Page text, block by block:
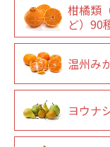
柑橘類
ど）90
温州み
ヨウナ